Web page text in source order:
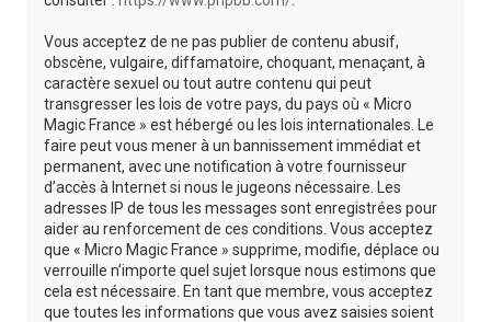
Vous acceptez de ne pas publier de contenu abusif,
obscène, vulgaire, diffamatoire, choquant, menaçant, à
caractère sexuel ou tout autre contenu qui peut
transgresser les lois de votre pays, du pays où « Micro
Magic France » est hébergé ou les lois internationales. Le
faire peut vous mener à un bannissement immédiat et
permanent, avec une notification à votre fournisseur
d’accès à Internet si nous le jugeons nécessaire. Les
adresses IP de tous les messages sont enregistrées pour
aider au renforcement de ces conditions. Vous acceptez
que « Micro Magic France » supprime, modifie, déplace ou
verrouille n’importe quel sujet lorsque nous estimons que
cela est nécessaire. En tant que membre, vous acceptez
que toutes les informations que vous avez saisies soient